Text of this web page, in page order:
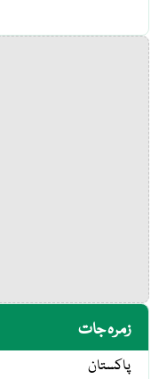
زمرہ جات
پاکستان